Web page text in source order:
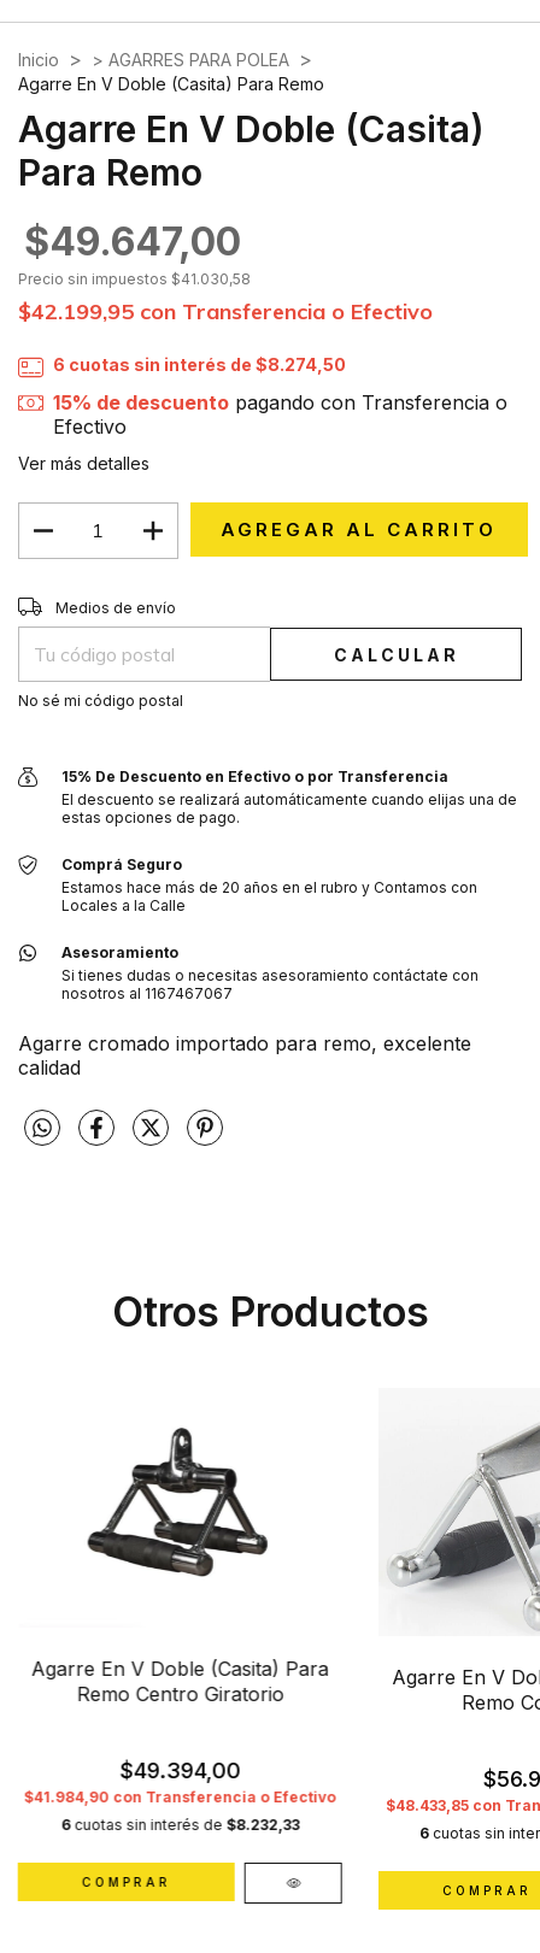
Inicio > > AGARRES PARA POLEA >
Agarre En V Doble (Casita) Para Remo
Agarre En V Doble (Casita)
Para Remo
$49.647,00
Precio sin impuestos $41.030,58
$42.199,95 con Transferencia o Efectivo
6 cuotas sin interés de$8.274,50
15% de descuento pagando con Transferencia o
Efectivo
Ver más detalles
Entregas para el CP:
Medios de envío
CALCULAR
No sé mi código postal
15% De Descuento en Efectivo o por Transferencia
El descuento se realizará automáticamente cuando elijas una de
estas opciones de pago.
Comprá Seguro
Estamos hace más de 20 años en el rubro y Contamos con
Locales a la Calle
Asesoramiento
Si tienes dudas o necesitas asesoramiento contáctate con
nosotros al 1167467067
Agarre cromado importado para remo, excelente
calidad
Otros Productos
Agarre En V Doble (Casita) Para
Remo Centro Giratorio
$49.394,00
$41.984,90 con Transferencia o Efectivo
6 cuotas sin interés de $8.232,33
Agarre En V
Remo
$48.433,85 con
6 cuotas sin